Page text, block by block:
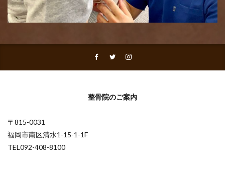
整骨院のご案内
〒815-0031
福岡市南区清水1-15-1-1F
TEL092-408-8100